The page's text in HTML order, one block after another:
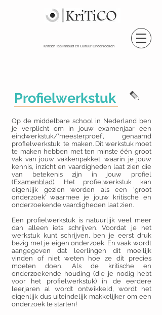
Kritisch Taalinhoud en Cultuur Onderzoeken
Profielwerkstuk
Op de middelbare school in Nederland ben
je verplicht om in jouw examenjaar een
eindwerkstuk/‘meesterproef’, genaamd
profielwerkstuk, te maken. Dit werkstuk moet
te maken hebben met ten minste één groot
vak van jouw vakkenpakket, waarin je jouw
kennis, inzicht en vaardigheden laat zien die
van betekenis zijn in jouw profiel
(Examenblad). Het profielwerkstuk kan
eigenlijk gezien worden als een ‘groot
onderzoek’ waarmee je jouw kritische en
onderzoekende vaardigheden laat zien.
Een profielwerkstuk is natuurlijk veel meer
dan alleen iets schrijven. Voordat je het
werkstuk kunt schrijven, ben je eerst druk
bezig met je eigen onderzoek. En vaak wordt
aangegeven dat leerlingen dit moeilijk
vinden of niet weten hoe ze dit precies
moeten doen. Als de kritische en
onderzoekende houding (die je nodig hebt
voor het profielwerkstuk) in de eerdere
leerjaren al wordt ontwikkeld, wordt het
eigenlijk dus uiteindelijk makkelijker om een
onderzoek te starten!